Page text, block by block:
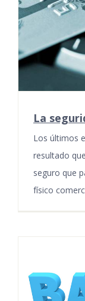
La
Los últimos
resultado
seguro que
físico